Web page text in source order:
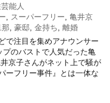
能人
スーパーフリー 亀井京
那 豪邸 金持ち 離婚
で注目を集めアナウンサー
のバストで人気だった亀
京子さんがネット上で騒が
ーフリー事件』とは一体な